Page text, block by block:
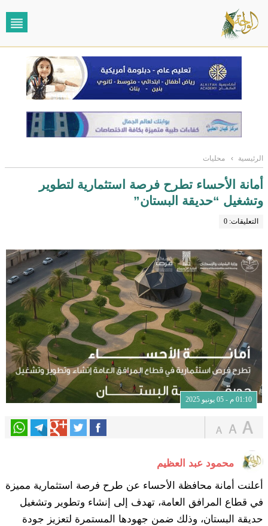
الرئيسية › محليات
أمانة الأحساء تطرح فرصة استثمارية لتطوير
وتشغيل “حديقة البستان”
التعليقات: 0
01:10 م - 05 يونيو 2025
محمود عبد العظيم
أعلنت أمانة محافظة الأحساء عن طرح فرصة استثمارية مميزة
في قطاع المرافق العامة، تهدف إلى إنشاء وتطوير وتشغيل
حديقة البستان، وذلك ضمن جهودها المستمرة لتعزيز جودة